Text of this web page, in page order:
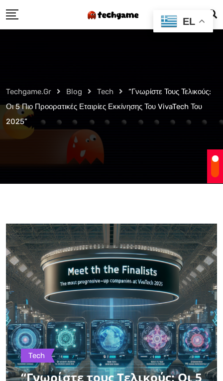
to
Techgame.gr Blog Tech
“Γνωρίστε Τους Τελικούς:
Οι 5 Πιο Προορατικές Εταιρίες Εκκίνησης Του VivaTech Του
2025”
Tech
“Γνωρίστε τους Τελικούς: Οι 5
EL